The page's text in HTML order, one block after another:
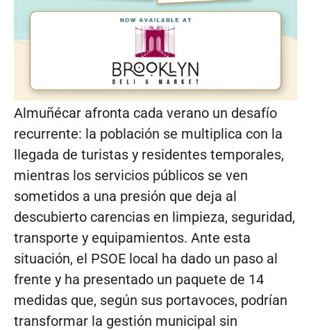
Almuñécar afronta cada verano un desafío
recurrente: la población se multiplica con la
llegada de turistas y residentes temporales,
mientras los servicios públicos se ven
sometidos a una presión que deja al
descubierto carencias en limpieza, seguridad,
transporte y equipamientos. Ante esta
situación, el PSOE local ha dado un paso al
frente y ha presentado un paquete de 14
medidas que, según sus portavoces, podrían
transformar la gestión municipal sin